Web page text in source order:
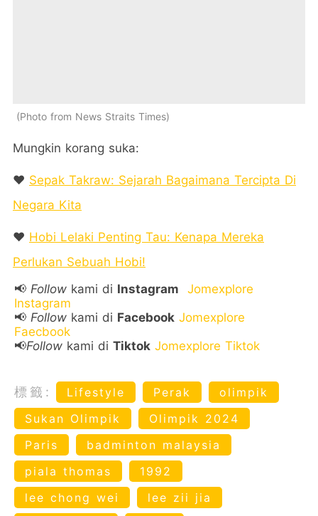
Photo from News Straits Times
Mungkin korang suka:
❤️ Sepak Takraw: Sejarah Bagaimana Tercipta Di
Negara Kita
❤️ Hobi Lelaki Penting Tau: Kenapa Mereka
Perlukan Sebuah Hobi!
📢 Follow kami di Instagram
Jomexplore
Instagram
📢 Follow kami di Facebook Jomexplore
Faecbook
📢Follow kami di Tiktok Jomexplore Tiktok
標籤: Lifestyle Perak
olimpik
Sukan Olimpik
Olimpik 2024
Paris
badminton malaysia
piala thomas
1992
lee chong wei
lee zii jia